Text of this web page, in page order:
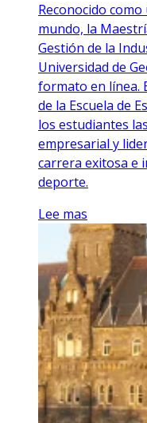
Reconocido
mundo, la
Gestión de la
Universidad de
formato en línea.
de la Escuela de
los estudiantes
empresarial y
carrera exitosa e
deporte.
Lee mas